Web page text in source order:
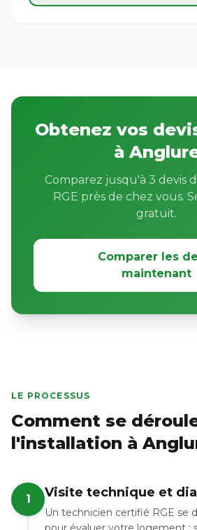
Obtenez vos
à
Comparez jusqu'à 3 devis
RGE près de chez vous.
gratuit.
Comparer les
maintenant
LE PROCESSUS
Comment se
l'installation à
1 Visite technique et
Un technicien certifié RGE se